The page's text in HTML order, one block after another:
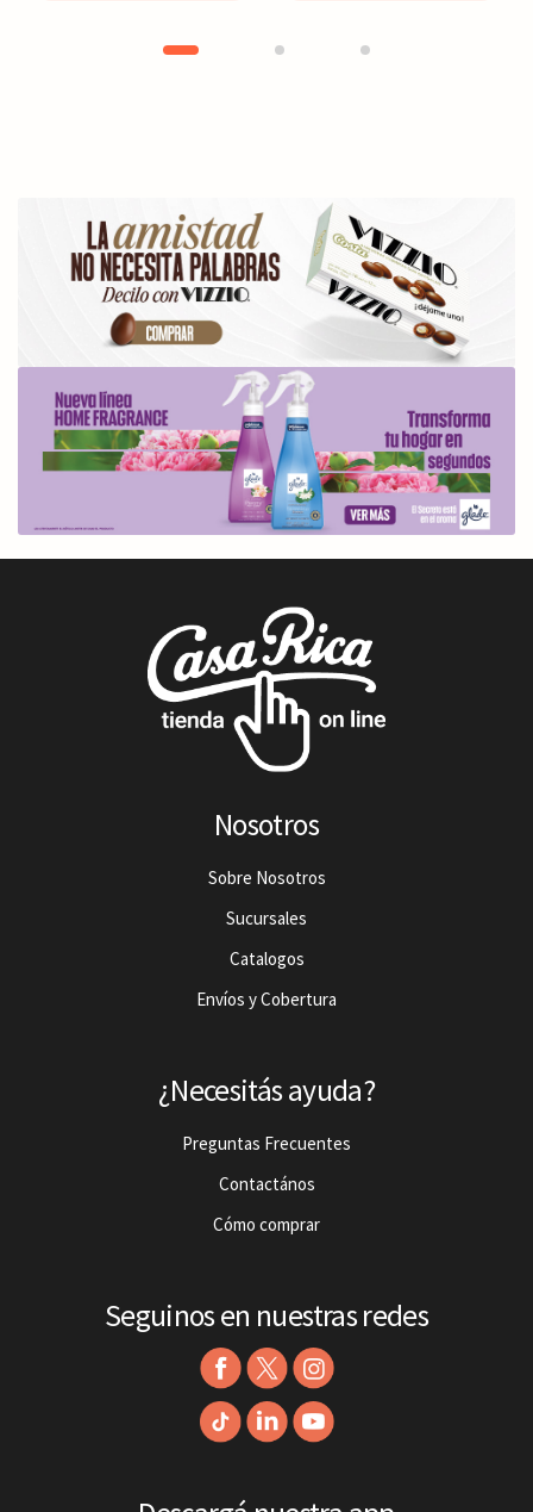
Nosotros
Sobre Nosotros
Sucursales
Catalogos
Envíos y Cobertura
¿Necesitás ayuda?
Preguntas Frecuentes
Contactános
Cómo comprar
Seguinos en nuestras redes